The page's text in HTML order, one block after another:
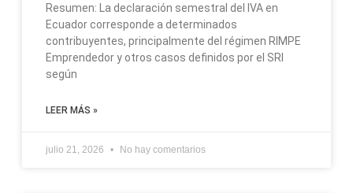
Resumen: La declaración semestral del IVA en
Ecuador corresponde a determinados
contribuyentes, principalmente del régimen RIMPE
Emprendedor y otros casos definidos por el SRI
según
LEER MÁS »
julio 21, 2026 No hay comentarios